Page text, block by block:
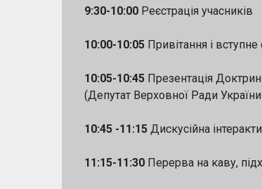
9:30-10:00Реєстрація учасників
10:00-10:05Привітання і
10:05-10:45Презентація
(Депутат Верховної Ради України
10:45 -11:15Дискусійна
11:15-11:30Перерва на каву,